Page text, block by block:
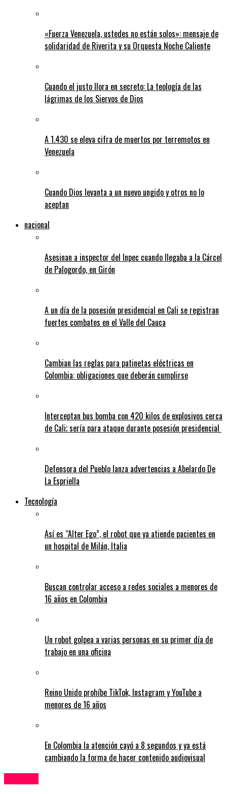
«Fuerza Venezuela, ustedes no están solos»: mensaje de
solidaridad de Riverita y su Orquesta Noche Caliente
Cuando el justo llora en secreto: La teología de las
lágrimas de los Siervos de Dios
A 1.430 se eleva cifra de muertos por terremotos en
Venezuela
Cuando Dios levanta a un nuevo ungido y otros no lo
aceptan
nacional
Asesinan a inspector del Inpec cuando llegaba a la Cárcel
de Palogordo, en Girón
A un día de la posesión presidencial en Cali se registran
fuertes combates en el Valle del Cauca
Cambian las reglas para patinetas eléctricas en
Colombia: obligaciones que deberán cumplirse
Interceptan bus bomba con 420 kilos de explosivos cerca
de Cali; sería para ataque durante posesión presidencial
Defensora del Pueblo lanza advertencias a Abelardo De
La Espriella
Tecnología
Así es “Alter Ego”, el robot que ya atiende pacientes en
un hospital de Milán, Italia
Buscan controlar acceso a redes sociales a menores de
16 años en Colombia
Un robot golpea a varias personas en su primer día de
trabajo en una oficina
Reino Unido prohíbe TikTok, Instagram y YouTube a
menores de 16 años
En Colombia la atención cayó a 8 segundos y ya está
cambiando la forma de hacer contenido audiovisual